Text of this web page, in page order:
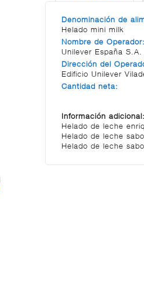
Denominación de
Helado mini milk
Nombre de Operador:
Unilever España S.A.
Dirección del
Edificio Unilever
Cantidad neta:
Información adicional:
Helado de leche
Helado de leche
Helado de leche